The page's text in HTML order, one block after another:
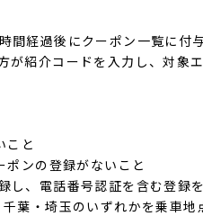
経過後にクーポン一覧に付与
紹介コードを入力し、対象
こと
ポンの登録がないこと
し、電話番号認証を含む登録
葉・埼玉のいずれかを乗車